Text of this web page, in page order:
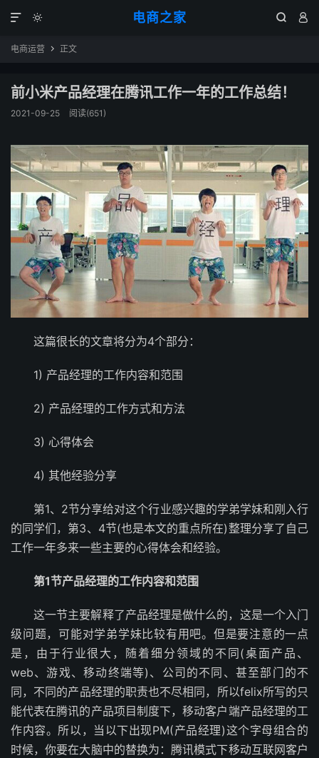
电商之家 
 

电商运营  正文
前小米产品经理在腾讯工作一年的工作总结！
2021-09-25 阅读(651)
这篇很长的文章将分为4个部分：
1) 产品经理的工作内容和范围
2) 产品经理的工作方式和方法
3) 心得体会
4) 其他经验分享
第1、2节分享给对这个行业感兴趣的学弟学妹和刚入行
的同学们，第3、4节(也是本文的重点所在)整理分享了自己
工作一年多来一些主要的心得体会和经验。
第1节产品经理的工作内容和范围
这一节主要解释了产品经理是做什么的，这是一个入门
级问题，可能对学弟学妹比较有用吧。但是要注意的一点
是，由于行业很大，随着细分领域的不同(桌面产品、
web、游戏、移动终端等)、公司的不同、甚至部门的不
同，不同的产品经理的职责也不尽相同，所以felix所写的只
能代表在腾讯的产品项目制度下，移动客户端产品经理的工
作内容。所以，当以下出现PM(产品经理)这个字母组合的
时候，你要在大脑中的替换为：腾讯模式下移动互联网客户